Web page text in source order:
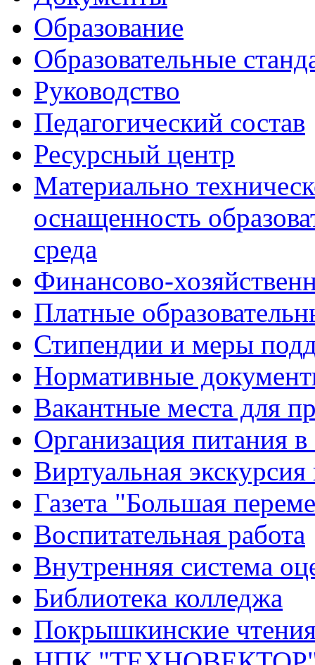
Образование
Образовательные
Руководство
Педагогический состав
Ресурсный центр
Материально
оснащенность
среда
Финансово-
Платные
Стипендии и меры
Нормативные
Вакантные места для
Организация питания в
Виртуальная
Газета "Большая
Воспитательная работа
Внутренняя система
Библиотека колледжа
Покрышкинские